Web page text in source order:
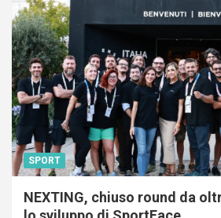
SPORT
NEXTING, chiuso round da